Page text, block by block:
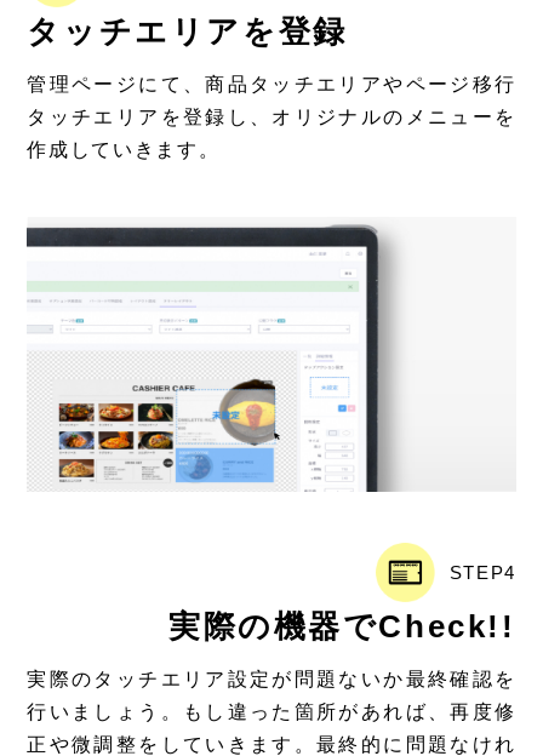
タッチエリアを登録
管理ページにて、商品タッチエリアやページ移行
タッチエリアを登録し、オリジナルのメニューを
作成していきます。
STEP4
実際の機器でCheck!!
実際のタッチエリア設定が問題ないか最終確認を
行いましょう。もし違った箇所があれば、再度修
正や微調整をしていきます。最終的に問題なけれ